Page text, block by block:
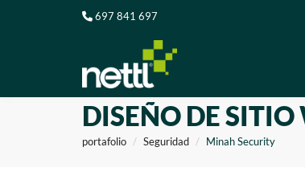
697 841 697
DISEÑO DE
portafolio Seguridad Minah Security